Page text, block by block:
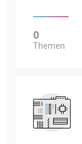
0
Themen